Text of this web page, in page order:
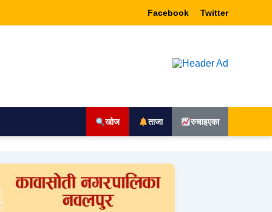
Facebook Twitter
खोज ताजा रुचाइएका